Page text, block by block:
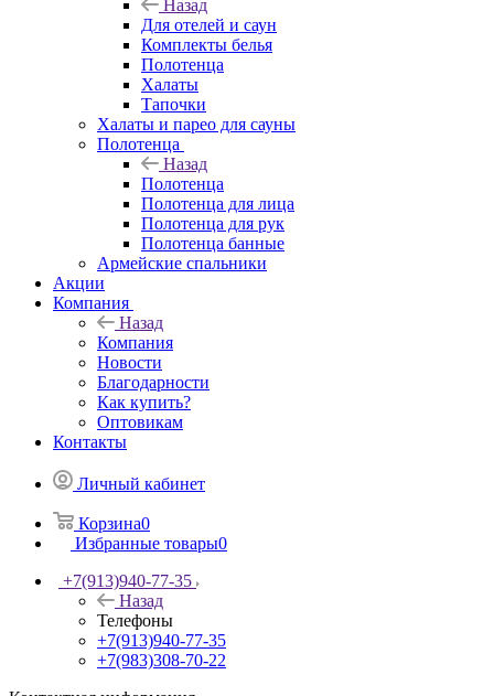
Назад
Для отелей и саун
Комплекты белья
Полотенца
Халаты
Тапочки
Халаты и парео для сауны
Полотенца
Назад
Полотенца
Полотенца для лица
Полотенца для рук
Полотенца банные
Армейские спальники
Акции
Компания
Назад
Компания
Новости
Благодарности
Как купить?
Оптовикам
Контакты
Личный кабинет
Корзина0
Избранные товары0
+7(913)940-77-35
Назад
Телефоны
+7(913)940-77-35
+7(983)308-70-22